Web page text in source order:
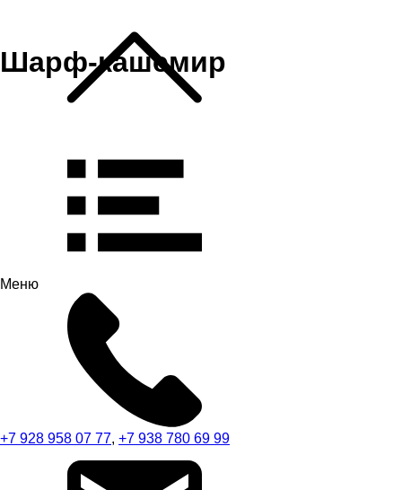
Меню
+7 928 958 07 77, +7 938 780 69 99
Шарф-кашемир